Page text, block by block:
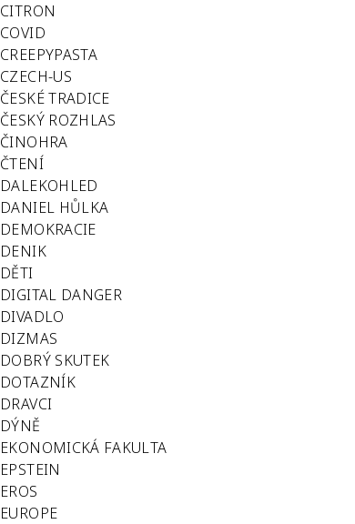
CITRON
COVID
CREEPYPASTA
CZECH-US
ČESKÉ TRADICE
ČESKÝ ROZHLAS
ČINOHRA
ČTENÍ
DALEKOHLED
DANIEL HŮLKA
DEMOKRACIE
DENIK
DĚTI
DIGITAL DANGER
DIVADLO
DIZMAS
DOBRÝ SKUTEK
DOTAZNÍK
DRAVCI
DÝNĚ
EKONOMICKÁ FAKULTA
EPSTEIN
EROS
EUROPE